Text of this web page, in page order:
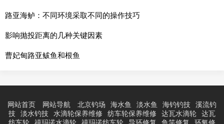
路亚海鲈：不同环境采取不同的操作技巧
影响抛投距离的几种关键因素
曹妃甸路亚鲅鱼和根鱼
网站首页 网站导航 北京钓场 海水鱼 淡水鱼 海钓钓技
溪流钓
技
淡水钓技 水滴轮保养维修 纺车轮保养维修 达瓦水滴轮
达瓦
纺车轮
禧玛诺水滴轮 禧玛诺纺车轮 导环修复 鱼竿修复 环氧修